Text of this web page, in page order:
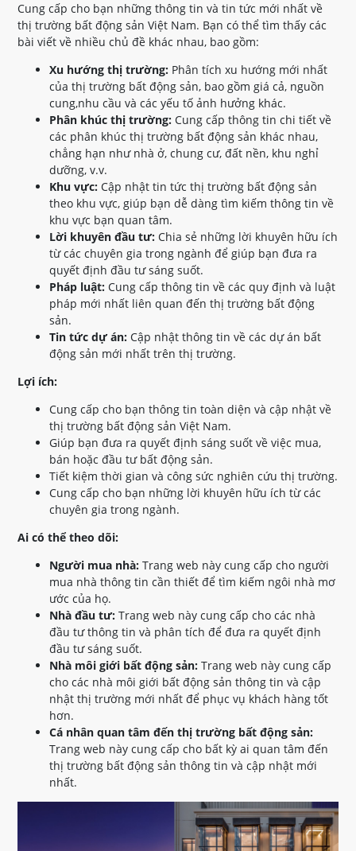
Cung cấp cho bạn những thông tin và tin tức mới nhất về
thị trường bất động sản Việt Nam. Bạn có thể tìm thấy các
bài viết về nhiều chủ đề khác nhau, bao gồm:
Xu hướng thị trường: Phân tích xu hướng mới nhất
của thị trường bất động sản, bao gồm giá cả, nguồn
cung,nhu cầu và các yếu tố ảnh hưởng khác.
Phân khúc thị trường: Cung cấp thông tin chi tiết về
các phân khúc thị trường bất động sản khác nhau,
chẳng hạn như nhà ở, chung cư, đất nền, khu nghỉ
dưỡng, v.v.
Khu vực: Cập nhật tin tức thị trường bất động sản
theo khu vực, giúp bạn dễ dàng tìm kiếm thông tin về
khu vực bạn quan tâm.
Lời khuyên đầu tư: Chia sẻ những lời khuyên hữu ích
từ các chuyên gia trong ngành để giúp bạn đưa ra
quyết định đầu tư sáng suốt.
Pháp luật: Cung cấp thông tin về các quy định và luật
pháp mới nhất liên quan đến thị trường bất động
sản.
Tin tức dự án: Cập nhật thông tin về các dự án bất
động sản mới nhất trên thị trường.
Lợi ích:
Cung cấp cho bạn thông tin toàn diện và cập nhật về
thị trường bất động sản Việt Nam.
Giúp bạn đưa ra quyết định sáng suốt về việc mua,
bán hoặc đầu tư bất động sản.
Tiết kiệm thời gian và công sức nghiên cứu thị trường.
Cung cấp cho bạn những lời khuyên hữu ích từ các
chuyên gia trong ngành.
Ai có thể theo dõi:
Người mua nhà: Trang web này cung cấp cho người
mua nhà thông tin cần thiết để tìm kiếm ngôi nhà mơ
ước của họ.
Nhà đầu tư: Trang web này cung cấp cho các nhà
đầu tư thông tin và phân tích để đưa ra quyết định
đầu tư sáng suốt.
Nhà môi giới bất động sản: Trang web này cung cấp
cho các nhà môi giới bất động sản thông tin và cập
nhật thị trường mới nhất để phục vụ khách hàng tốt
hơn.
Cá nhân quan tâm đến thị trường bất động sản:
Trang web này cung cấp cho bất kỳ ai quan tâm đến
thị trường bất động sản thông tin và cập nhật mới
nhất.